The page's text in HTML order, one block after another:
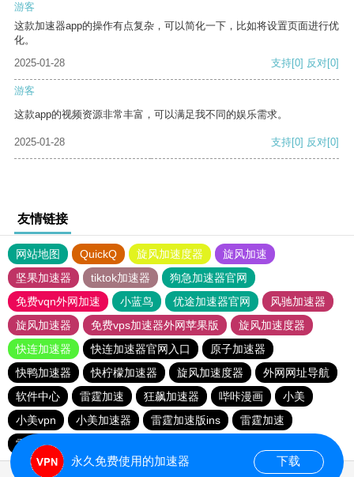
游客
这款加速器app的操作有点复杂，可以简化一下，比如将设置页面进行优
化。
2025-01-28
支持[0] 反对[0]
游客
这款app的视频资源非常丰富，可以满足我不同的娱乐需求。
2025-01-28 支持[0] 反对[0]
友情链接
网站地图 QuickQ 旋风加速度器
旋风加速
坚果加速器
tiktok加速器
狗急加速器官网
免费vqn外网加速
小蓝鸟 优途加速器官网
风驰加速器
旋风加速器
免费vps加速器外网苹果版
旋风加速度器
快连加速器
快连加速器官网入口
原子加速器
快鸭加速器
快柠檬加速器 旋风加速度器
外网网址导航
软件中心
雷霆加速 狂飙加速器 哔咔漫画
小美
小美vpn
小美加速器 雷霆加速版ins
雷霆加速
雷霆加速下载
永久免费使用的加速器 下载